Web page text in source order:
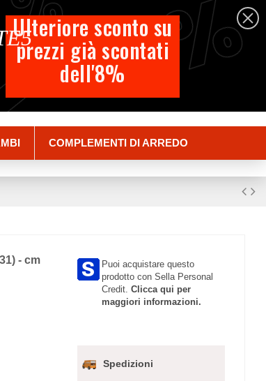
Italiano
Carrello
COMPLEMENTI DI ARREDO
- cm
Puoi acquistare questo
prodotto con Sella Personal
Credit.Clicca qui per
maggiori informazioni.
Spedizioni
%
Ulteriore sconto su
prezzi già scontati
dell'8%